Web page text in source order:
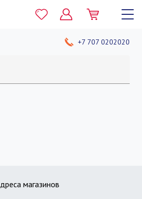
+7 707 0202020
магазинов